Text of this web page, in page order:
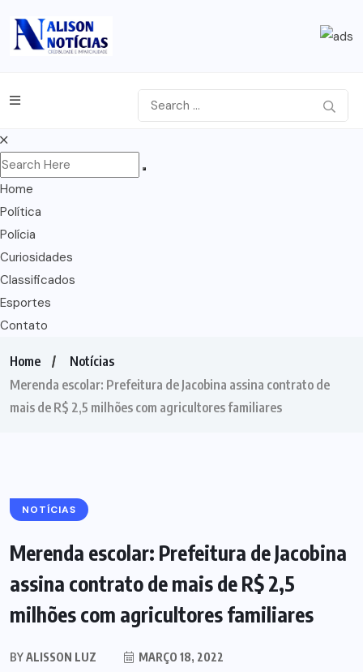
Home
Política
Polícia
Curiosidades
Classificados
Esportes
Contato
Home
Notícias
Merenda escolar: Prefeitura de Jacobina assina contrato de
mais de R$ 2,5 milhões com agricultores familiares
NOTÍCIAS
Merenda escolar: Prefeitura de Jacobina
assina contrato de mais de R$ 2,5
milhões com agricultores familiares
BYALISSON LUZ
MARÇO 18, 2022